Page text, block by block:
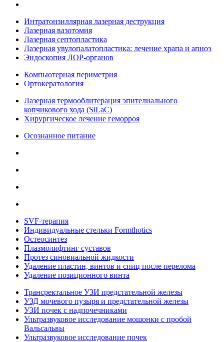
Интратонзиллярная лазерная деструкция
Лазерная вазотомия
Лазерная септопластика
Лазерная увулопалатопластика: лечение храпа и апноэ
Эндоскопия ЛОР-органов
Компьютерная периметрия
Ортокератология
Лазерная термооблитерация эпителиального
копчикового хода (SiLaC)
Хирургическое лечение геморроя
Осознанное питание
SVF-терапия
Индивидуальные стельки Formthotics
Остеосинтез
Плазмолифтинг суставов
Протез синовиальной жидкости
Удаление пластин, винтов и спиц после перелома
Удаление позиционного винта
Трансректальное УЗИ предстательной железы
УЗД мочевого пузыря и предстательной железы
УЗИ почек с надпочечниками
Ультразвуковое исследование мошонки с пробой
Вальсальвы
Ультразвуковое исследование почек